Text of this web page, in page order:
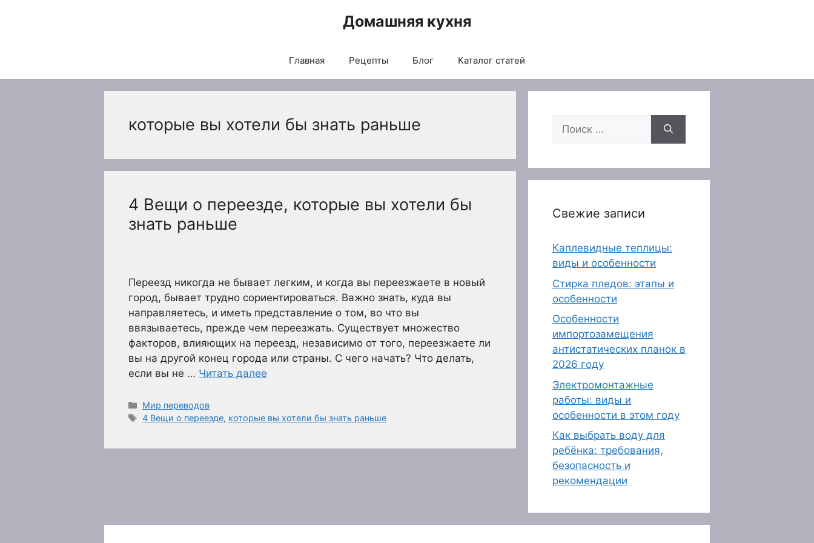
Домашняя кухня
Главная Рецепты Блог Каталог статей
которые вы хотели бы знать раньше
4 Вещи о переезде, которые вы хотели бы
знать раньше
Переезд никогда не бывает легким, и когда вы переезжаете в новый
город, бывает трудно сориентироваться. Важно знать, куда вы
направляетесь, и иметь представление о том, во что вы
ввязываетесь, прежде чем переезжать. Существует множество
факторов, влияющих на переезд, независимо от того, переезжаете ли
вы на другой конец города или страны. С чего начать? Что делать,
если вы не … Читать далее
Рубрики
Мир переводов
Метки
4 Вещи о переезде, которые вы хотели бы знать раньше
Поиск:
Свежие записи
Каплевидные теплицы:
виды и особенности
Стирка пледов: этапы и
особенности
Особенности
импортозамещения
антистатических планок в
2026 году
Электромонтажные
работы: виды и
особенности в этом году
Как выбрать воду для
ребёнка: требования,
безопасность и
рекомендации